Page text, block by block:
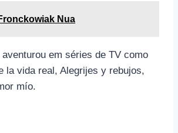
Nua
em séries de TV como
la vida real, Alegrijes y rebujos,
mío.